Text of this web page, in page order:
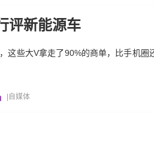
评新能源车
这些大V拿走了90%的商单，比手机
自媒体